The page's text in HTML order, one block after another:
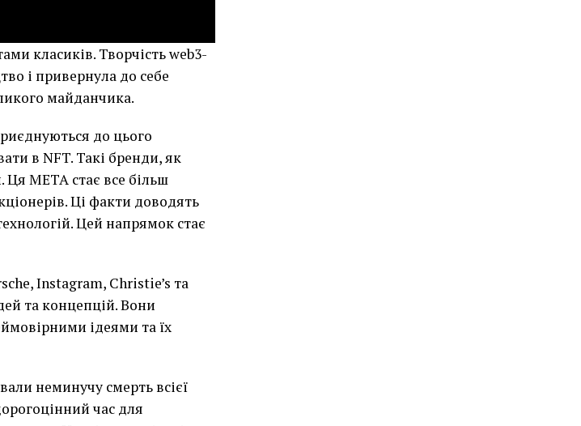
класиків. Творчість web3-
і привернула до себе
майданчика.
до цього
в NFT. Такі бренди, як
Ця МЕТА стає все більш
Ці факти доводять
Цей напрямок стає
Instagram, Christie’s та
та концепцій. Вони
ідеями та їх
неминучу смерть всієї
час для